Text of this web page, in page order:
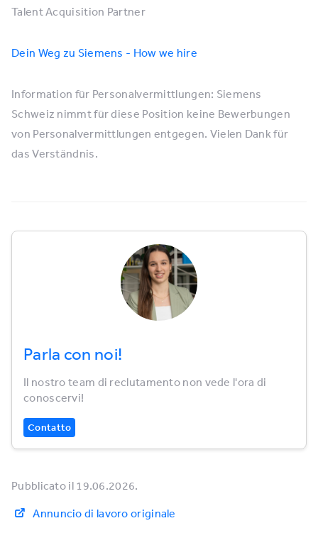
Talent Acquisition Partner
Dein Weg zu Siemens - How we hire
Information für Personalvermittlungen: Siemens
Schweiz nimmt für diese Position keine Bewerbungen
von Personalvermittlungen entgegen. Vielen Dank für
das Verständnis.
Parla con noi!
Il nostro team di reclutamento non vede l'ora di
conoscervi!
Contatto
Pubblicato il 19.06.2026.
Annuncio di lavoro originale